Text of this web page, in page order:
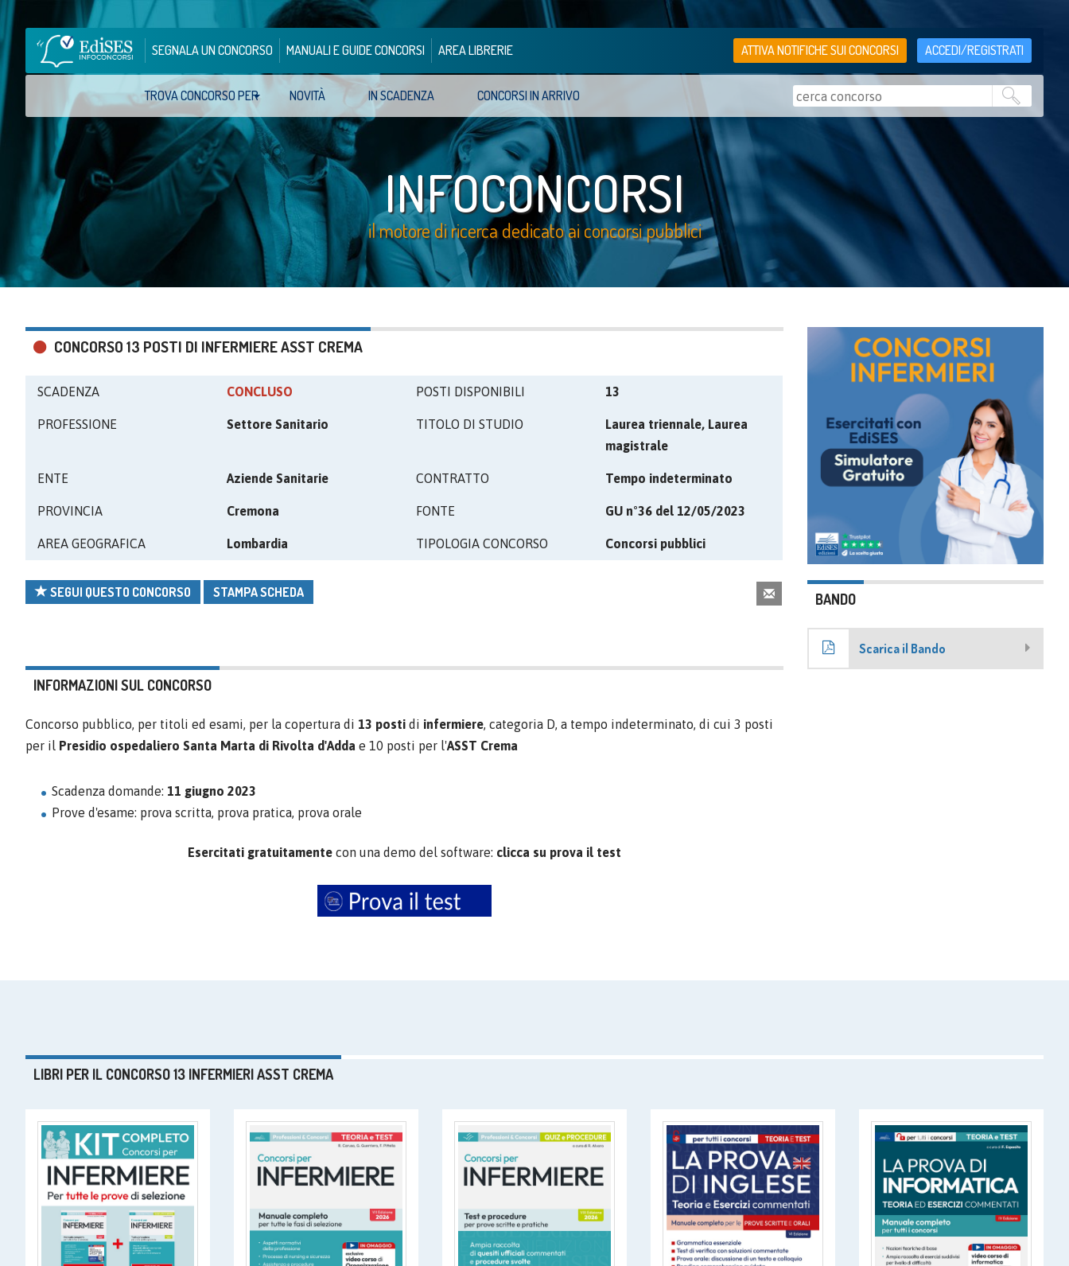
SEGNALA UN CONCORSO MANUALI E GUIDE CONCORSI AREA LIBRERIE ATTIVA NOTIFICHE SUI CONCORSI ACCEDI/REGISTRATI
TROVA CONCORSO PER NOVITÀ IN SCADENZA CONCORSI IN ARRIVO
INFOCONCORSI
il motore di ricerca dedicato ai concorsi pubblici
CONCORSO 13 POSTI DI INFERMIERE ASST CREMA
SCADENZA CONCLUSO POSTI DISPONIBILI 13
PROFESSIONE Settore Sanitario TITOLO DI STUDIO
Laurea triennale, Laurea
magistrale
ENTE Aziende Sanitarie CONTRATTO Tempo indeterminato
PROVINCIA Cremona FONTE GU n°36 del 12/05/2023
AREA GEOGRAFICA Lombardia TIPOLOGIA CONCORSO Concorsi pubblici
SEGUI QUESTO CONCORSO STAMPA SCHEDA
INFORMAZIONI SUL CONCORSO
Concorso pubblico, per titoli ed esami, per la copertura di 13 posti di infermiere, categoria D, a tempo indeterminato, di cui 3 posti
per il Presidio ospedaliero Santa Marta di Rivolta d'Adda e 10 posti per l'ASST Crema
Scadenza domande: 11 giugno 2023
Prove d'esame: prova scritta, prova pratica, prova orale
Esercitati gratuitamentecon una demo del software: clicca su prova il test
BANDO
Scarica il Bando
LIBRI PER IL CONCORSO 13 INFERMIERI ASST CREMA